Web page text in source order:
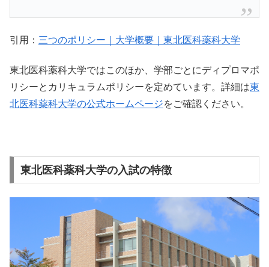
引用： 三つのポリシー｜大学概要｜東北医科薬科大学
東北医科薬科大学ではこのほか、学部ごとにディプロマポ
リシーとカリキュラムポリシーを定めています。詳細は東
北医科薬科大学の公式ホームページをご確認ください。
東北医科薬科大学の入試の特徴